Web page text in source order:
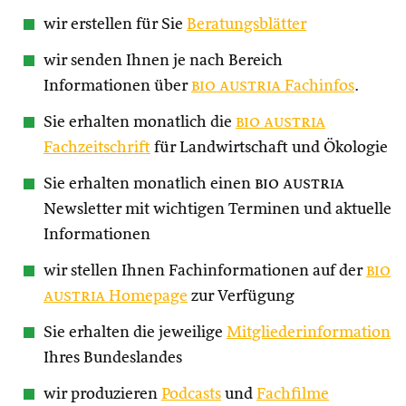
wir erstellen für Sie Beratungsblätter
wir senden Ihnen je nach Bereich
Informationen über bio austria Fachinfos.
Sie erhalten monatlich die bio austria
Fachzeitschrift für Landwirtschaft und Ökologie
Sie erhalten monatlich einen bio austria
Newsletter mit wichtigen Terminen und aktuelle
Informationen
wir stellen Ihnen Fachinformationen auf der bio
austria Homepage zur Verfügung
Sie erhalten die jeweilige Mitgliederinformation
Ihres Bundeslandes
wir produzieren Podcasts und Fachfilme